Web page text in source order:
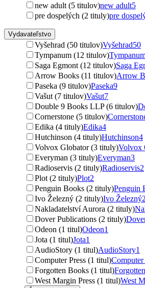
new adult (5 titulov)new adult5
pre dospelých (2 tituly)pre
Vydavateľstvo
Vyšehrad (50 titulov)Vyšehrad50
Tympanum (12 titulov)
Saga Egmont (12 titulov)Saga
Arrow Books (11 titulov)Arrow
Paseka (9 titulov)Paseka9
Vašut (7 titulov)Vašut7
Double 9 Books LLP (6 titulov)
Cornerstone (5 titulov)
Edika (4 tituly)Edika4
Hutchinson (4 tituly)Hutchinson4
Volvox Globator (3 tituly)Volvox
Everyman (3 tituly)Everyman3
Radioservis (2 tituly)Radioservis2
Plot (2 tituly)Plot2
Penguin Books (2 tituly)Penguin
Ivo Železný (2 tituly)Ivo Železný2
Nakladatelství Aurora (2 tituly)
Dover Publications (2 tituly)
Odeon (1 titul)Odeon1
Jota (1 titul)Jota1
AudioStory (1 titul)AudioStory1
Computer Press (1 titul)Computer
Forgotten Books (1 titul)
West Margin Press (1 titul)West